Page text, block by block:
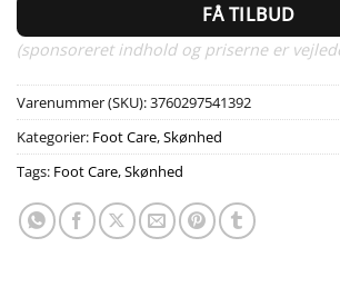
FÅ TILBUD
(sponsoreret indhold og priserne er
Varenummer (SKU):3760297541392
Kategorier: Foot Care,Skønhed
Tags: Foot Care,Skønhed